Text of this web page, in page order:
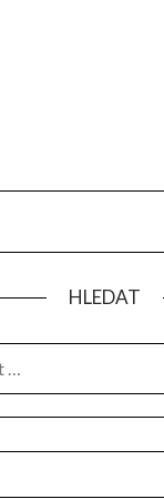
HLEDAT